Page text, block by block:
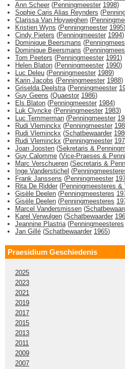
Ann Scheer (Penningmeester 1998)
Sophie Caris Alias Reynders (
Clarissa Van Hoyweghen (
Kristien Wyns (Penningmeester 1995)
Cindy Pieters (Penningmeester 1994)
Dominique Beersmans (
Dominique Beersmans (
Tom Peeters (Penningmeester 1991)
Helen Blaton (Penningmeester 1990)
Luc Deleu (Penningmeester 1989)
Karin Jacobs (Penningmeester 1988)
Griselda Deelstra(Penningmeester
Guy Geens (Quaestor 1986)
Els Blaton (Penningmeester 1984)
Luk Clyncke (Penningmeester 1983)
Luc Temmerman (Penningmeester
Rudi Vleminckx (Penningmeester
Rudi Vleminckx (Schatbewaarder
Rudi Vleminckx (Penningmeester
Joan Joosten (Sekretaris &
Guy Calomme (Vice-Praeses &
Marc Verschueren (Secretaris &
Inge Vanderstichel (
Frank Janssens (Penningmeester
Rita De Ridder (Penningmeesteres &
Gisèle Deelen (Penningmeesteres
Gisèle Deelen (Penningmeesteres
Marcel Vandersmissen (
Karel Verwulgen (Schatbewaarder
Jeannine Plastria(Penningmeesteres
Jan Gillé (Schatbewaarder 1965)
Praesidium Geschiedenis
2025
2023
2021
2019
2017
2015
2013
2011
2009
2007